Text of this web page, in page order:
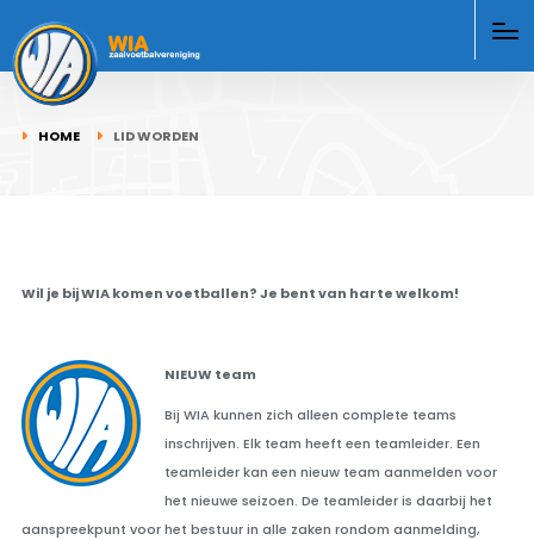
HOME LID WORDEN
Wil je bij WIA komen voetballen? Je bent van harte welkom!
NIEUW team
Bij WIA kunnen zich alleen complete teams
inschrijven. Elk team heeft een teamleider. Een
teamleider kan een nieuw team aanmelden voor
het nieuwe seizoen. De teamleider is daarbij het
aanspreekpunt voor het bestuur in alle zaken rondom aanmelding,